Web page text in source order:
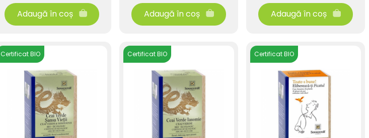
Adaugă în coș Adaugă în coș Adaugă în coș
Certificat BIO Certificat BIO Certificat BIO